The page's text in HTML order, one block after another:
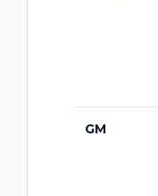
GM